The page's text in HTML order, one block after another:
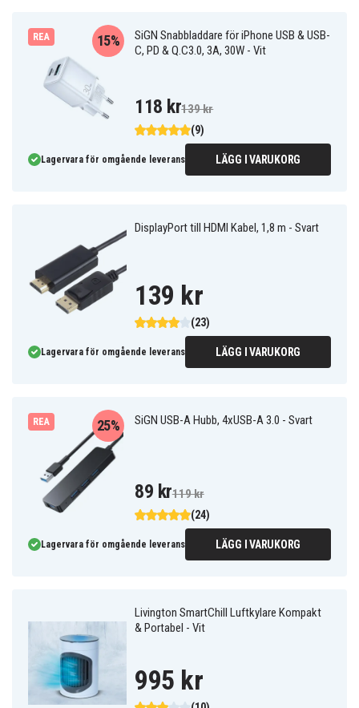
REA
SiGN Snabbladdare för iPhone USB & USB-
C, PD & Q.C3.0, 3A, 30W - Vit
(9)
15%
118 kr139 kr
Lagervara för omgående leverans LÄGG I VARUKORG
DisplayPort till HDMI Kabel, 1,8 m - Svart
(23)
139 kr
Lagervara för omgående leverans LÄGG I VARUKORG
REA SiGN USB-A Hubb, 4xUSB-A 3.0 - Svart
(24)
25%
89 kr119 kr
Lagervara för omgående leverans LÄGG I VARUKORG
Livington SmartChill Luftkylare Kompakt
& Portabel - Vit
995 kr